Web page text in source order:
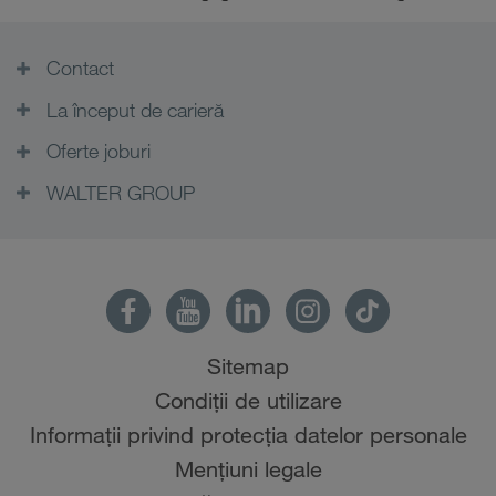
Contact
La început de carieră
Oferte joburi
WALTER GROUP
Sitemap
Condiții de utilizare
Informații privind protecția datelor personale
Mențiuni legale